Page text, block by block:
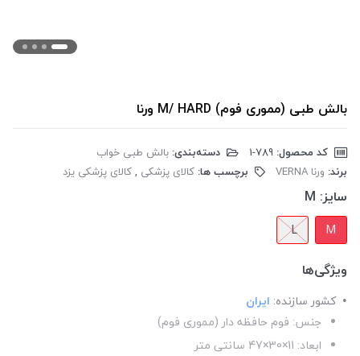
بالش طبی (مموری فوم) M/ HARD ورنا
کد محصول: دسته‌بندی: بالش طبی خواب
برند: ورنا VERNA برچسب ها: کالای پزشکی ,کالای پزشکی یزد
سایز: M
M
L
ویژگی‌ها
کشور سازنده: ایران
جنس: فوم حافظه دار (مموری فوم)
ابعاد: 11×30×47 سانتی متر